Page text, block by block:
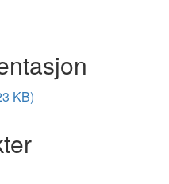
KB)